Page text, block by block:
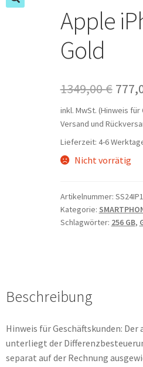
Apple
Gold
1349,00€
Preis
war:
inkl. MwSt. (Hinweis
Versand und
Lieferzeit: 4-6
Nicht vorrätig
Artikelnummer:
Kategorie:
Schlagwörter: 256 GB,
Beschreibung
Hinweis für Geschäftskunden:
unterliegt der
separat auf der Rechnung